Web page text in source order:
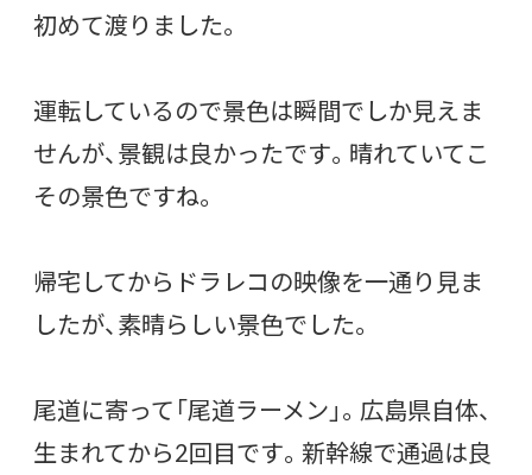
初めて渡りました。
運転しているので景色は瞬間でしか見えま
せんが、景観は良かったです。晴れていてこ
その景色ですね。
帰宅してからドラレコの映像を一通り見ま
したが、素晴らしい景色でした。
尾道に寄って「尾道ラーメン」。広島県自体、
生まれてから2回目です。新幹線で通過は良